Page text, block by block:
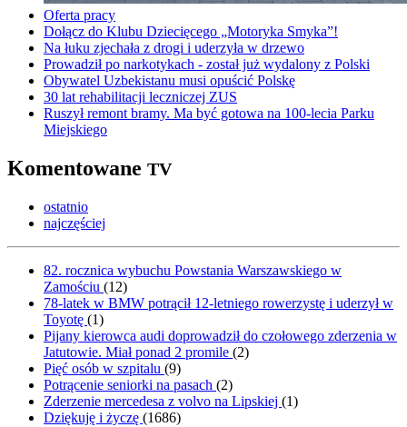
Oferta pracy
Dołącz do Klubu Dziecięcego „Motoryka Smyka”!
Na łuku zjechała z drogi i uderzyła w drzewo
Prowadził po narkotykach - został już wydalony z Polski
Obywatel Uzbekistanu musi opuścić Polskę
30 lat rehabilitacji leczniczej ZUS
Ruszył remont bramy. Ma być gotowa na 100-lecia Parku
Miejskiego
Komentowane TV
ostatnio
najczęściej
82. rocznica wybuchu Powstania Warszawskiego w
Zamościu (12)
78-latek w BMW potrącił 12-letniego rowerzystę i uderzył w
Toyotę (1)
Pijany kierowca audi doprowadził do czołowego zderzenia w
Jatutowie. Miał ponad 2 promile (2)
Pięć osób w szpitalu (9)
Potrącenie seniorki na pasach (2)
Zderzenie mercedesa z volvo na Lipskiej (1)
Dziękuję i życzę (1686)